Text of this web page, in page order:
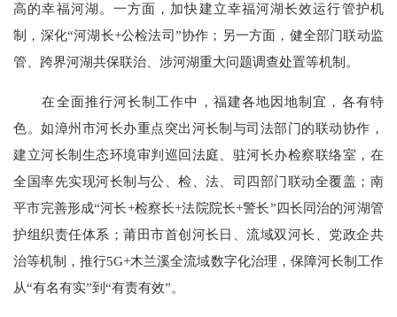
高的幸福河湖。一方面，加快建立幸福河湖长效运行管护机
制，深化“河湖长+公检法司”协作；另一方面，健全部门联动监
管、跨界河湖共保联治、涉河湖重大问题调查处置等机制。
在全面推行河长制工作中，福建各地因地制宜，各有特
色。如漳州市河长办重点突出河长制与司法部门的联动协作，
建立河长制生态环境审判巡回法庭、驻河长办检察联络室，在
全国率先实现河长制与公、检、法、司四部门联动全覆盖；南
平市完善形成“河长+检察长+法院院长+警长”四长同治的河湖管
护组织责任体系；莆田市首创河长日、流域双河长、党政企共
治等机制，推行5G+木兰溪全流域数字化治理，保障河长制工作
从“有名有实”到“有责有效”。